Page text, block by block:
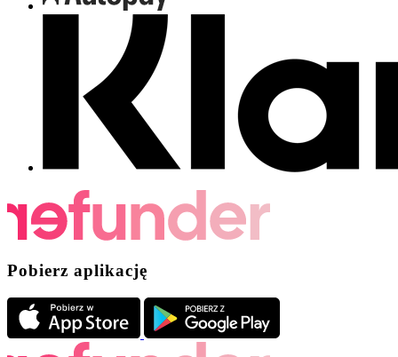
Pobierz aplikację